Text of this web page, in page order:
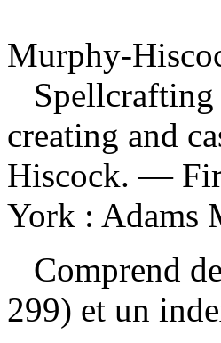
Murphy-
creating and
Hiscock. —
York : Adams
Comprend
299) et un